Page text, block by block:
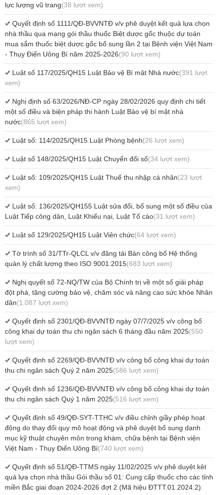
lực lượng vũ trang(38 lượt xem)
Quyết định số 1111/QĐ-BVVNTĐ v/v phê duyệt kết quả lựa chọn
nhà thầu qua mạng gói thầu thuốc Biệt dược gốc thuộc dự toán
mua sắm thuốc biệt dược gốc bổ sung lần 2 tại Bệnh viện Việt Nam
- Thụy Điển Uông Bí năm 2025-2026(90 lượt xem)
Luật số 117/2025/QH15 Luật Bảo vệ Bí mật Nhà nước(391 lượt
xem)
Nghị định số 63/2026/NĐ-CP ngày 28/02/2026 quy định chi tiết
một số điều và biện pháp thi hành Luật Bảo vệ bí mật nhà
nước(865 lượt xem)
Luật số: 114/2025/QH15 Luật Phòng bệnh(26 lượt xem)
Luật số 148/2025/QH15 Luật Chuyển đổi số(34 lượt xem)
Luật số: 109/2025/QH15 Luật Thuế thu nhập cá nhân(23 lượt
xem)
Luật số: 136/2025/QH155 Luật sửa đổi, bổ sung một số điều của
Luật Tiếp công dân, Luật Khiếu nại, Luật Tố cáo(31 lượt xem)
Luật số 129/2025/QH15 Luật Viên chức(64 lượt xem)
Tờ trình số 31/TTr-QLCL v/v đăng tải Bản công bố Hệ thống
quản lý chất lượng theo ISO 9001:2015(683 lượt xem)
Nghị quyết số 72-NQ/TW của Bộ Chính trị về một số giải pháp
đột phá, tăng cường bảo vệ, chăm sóc và nâng cao sức khỏe Nhân
dân(1.087 lượt xem)
Quyết định số 2301/QĐ-BVVNTĐ ngày 07/7/2025 v/v công bố
công khai dự toán thu chi ngân sách 6 tháng đầu năm 2025(550
lượt xem)
Quyết định số 2269/QĐ-BVVNTĐ v/v công bố công khai dự toán
thu chi ngân sách Quý 2 năm 2025(586 lượt xem)
Quyết định số 1236/QĐ-BVVNTĐ v/v công bố công khai dự toán
thu chi ngân sách Quý 1 năm 2025(516 lượt xem)
Quyết định số 49/QĐ-SYT-TTHC v/v điều chỉnh giầy phép hoạt
động do thay đổi quy mô hoạt động và phê duyệt bổ sung danh
mục kỹ thuật chuyên môn trong khám, chữa bệnh tại Bệnh viện
Việt Nam - Thụy Điển Uông Bí(740 lượt xem)
Quyết định số 51/QĐ-TTMS ngày 11/02/2025 v/v phê duyệt kêt
quả lựa chọn nhà thầu Gói thầu số 01: Cung cấp thuốc cho các tỉnh
miền Bắc giai đoạn 2024-2026 đợt 2 (Mã hiệu ĐTTT.01.2024.2)